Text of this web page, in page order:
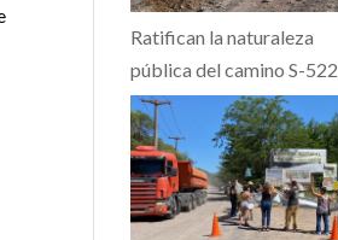
Ratifican la naturaleza
pública del camino S-522